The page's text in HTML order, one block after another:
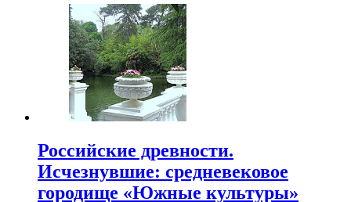
Российские древности.
Исчезнувшие: средневековое
городище «Южные культуры»